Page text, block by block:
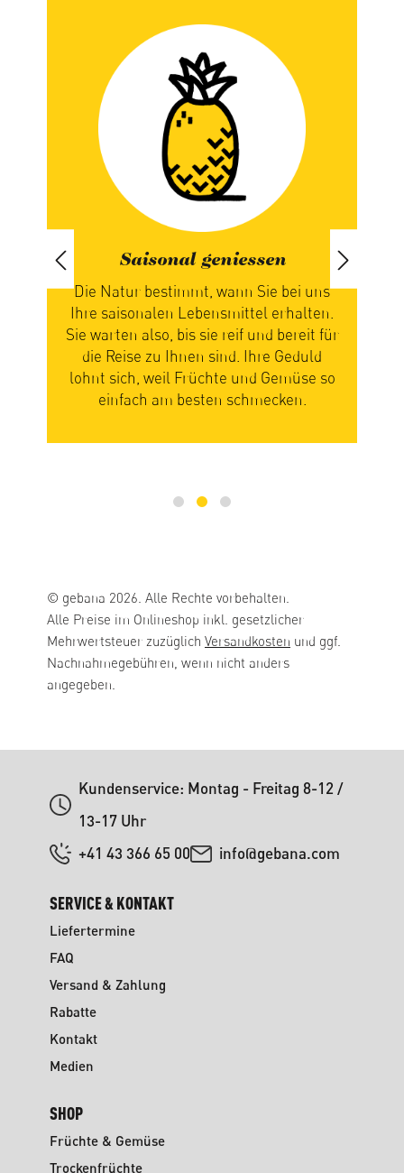
Saisonal geniessen
Die Natur bestimmt, wann Sie bei uns
Ihre saisonalen Lebensmittel erhalten.
Sie warten also, bis sie reif und bereit für
die Reise zu Ihnen sind. Ihre Geduld
lohnt sich, weil Früchte und Gemüse so
einfach am besten schmecken.
© gebana 2026. Alle Rechte vorbehalten.
Alle Preise im Onlineshop inkl. gesetzlicher
Mehrwertsteuer zuzüglich Versandkosten und ggf.
Nachnahmegebühren, wenn nicht anders
angegeben.
Kundenservice: Montag - Freitag 8-12 /
13-17 Uhr
+41 43 366 65 00
info@gebana.com
SERVICE & KONTAKT
Liefertermine
FAQ
Versand & Zahlung
Rabatte
Kontakt
Medien
SHOP
Früchte & Gemüse
Trockenfrüchte